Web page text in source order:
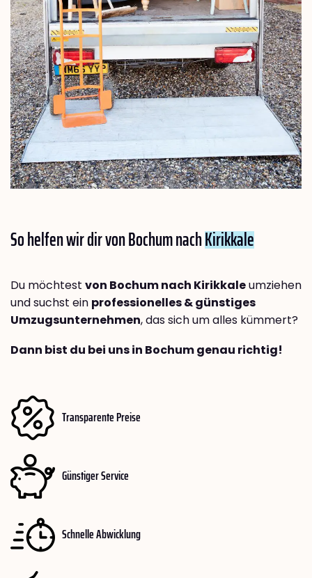
So helfen wir dir von Bochum nachKirikkale
Du möchtest von Bochum nach Kirikkaleumziehen
und suchst ein professionelles & günstiges
Umzugsunternehmen, das sich um alles kümmert?
Dann bist du bei uns in Bochum genau richtig!
Transparente Preise
Günstiger Service
Schnelle Abwicklung